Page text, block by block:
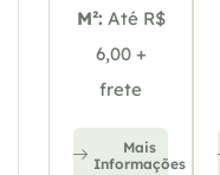
M²: Até R$
6,00 +
frete
Mais
Informações